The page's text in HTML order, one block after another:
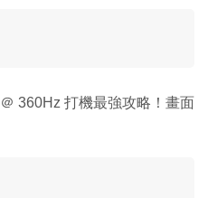
360Hz 打機最強攻略！畫面